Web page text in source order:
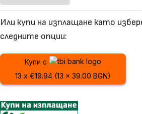
Или купи на изплащане като
следните опции:
Купи с
13 x €19.94 (13 x 39.00 BGN)